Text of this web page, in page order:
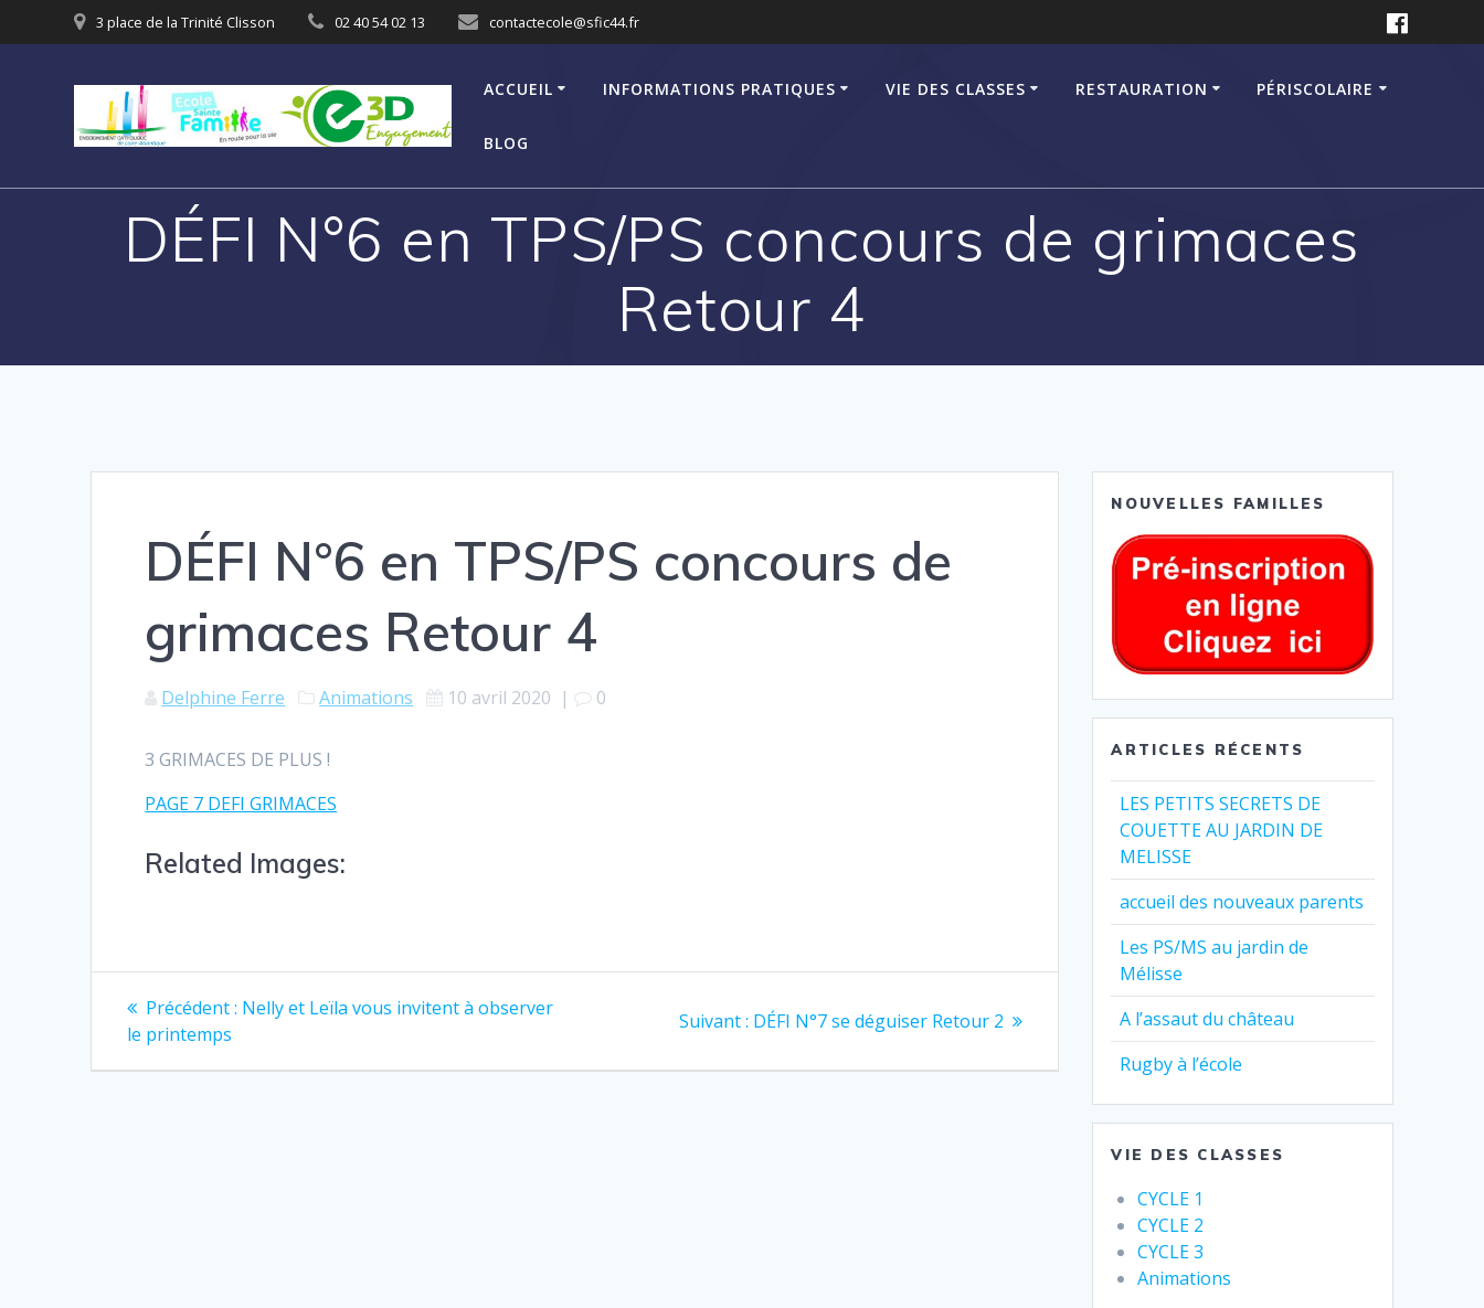
3 place de la Trinité Clisson 02 40 54 02 13 contactecole@sfic44.fr
ACCUEIL INFORMATIONS PRATIQUES VIE DES CLASSES RESTAURATION PÉRISCOLAIRE
BLOG
DÉFI N°6 en TPS/PS concours de grimaces
Retour 4
DÉFI N°6 en TPS/PS concours de
grimaces Retour 4
Delphine Ferre Animations 10 avril 2020 | 0
3 GRIMACES DE PLUS !
PAGE 7 DEFI GRIMACES
Related Images:
Précédent : Nelly et Leïla vous invitent à observer
le printemps
Suivant : DÉFI N°7 se déguiser Retour 2
NOUVELLES FAMILLES
ARTICLES RÉCENTS
LES PETITS SECRETS DE
COUETTE AU JARDIN DE
MELISSE
accueil des nouveaux parents
Les PS/MS au jardin de
Mélisse
A l’assaut du château
Rugby à l’école
VIE DES CLASSES
CYCLE 1
CYCLE 2
CYCLE 3
Animations